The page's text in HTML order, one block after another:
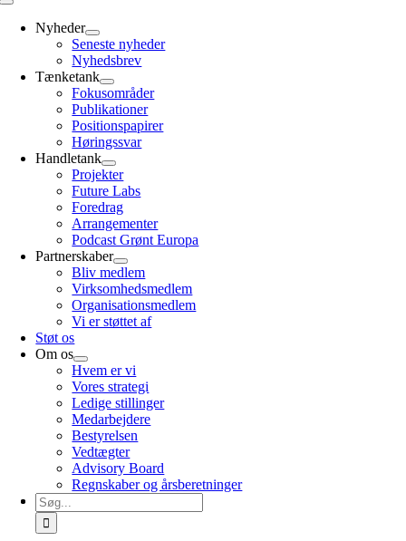
Toggle
NavigationNyheder
Seneste nyheder
Nyhedsbrev
Tænketank
Fokusområder
Publikationer
Positionspapirer
Høringssvar
Handletank
Projekter
Future Labs
Foredrag
Arrangementer
Podcast Grønt Europa
Partnerskaber
Bliv medlem
Virksomhedsmedlem
Organisationsmedlem
Vi er støttet af
Støt os
Om os
Hvem er vi
Vores strategi
Ledige stillinger
Medarbejdere
Bestyrelsen
Vedtægter
Advisory Board
Regnskaber og årsberetninger
Søg
efter: